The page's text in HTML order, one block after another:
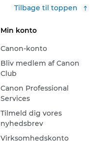
Tilbage til toppen
Min konto
Canon-konto
Bliv medlem af Canon
Club
Canon Professional
Services
Tilmeld dig vores
nyhedsbrev
Virksomhedskonto